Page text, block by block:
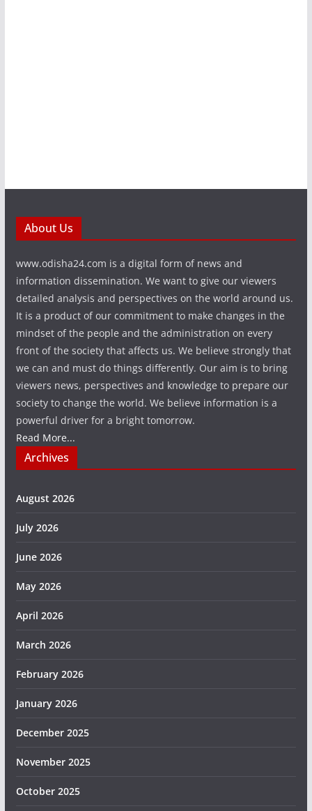
About Us
www.odisha24.com is a digital form of news and
information dissemination. We want to give our viewers
detailed analysis and perspectives on the world around us.
It is a product of our commitment to make changes in the
mindset of the people and the administration on every
front of the society that affects us. We believe strongly that
we can and must do things differently. Our aim is to bring
viewers news, perspectives and knowledge to prepare our
society to change the world. We believe information is a
powerful driver for a bright tomorrow.
Read More...
Archives
August 2026
July 2026
June 2026
May 2026
April 2026
March 2026
February 2026
January 2026
December 2025
November 2025
October 2025